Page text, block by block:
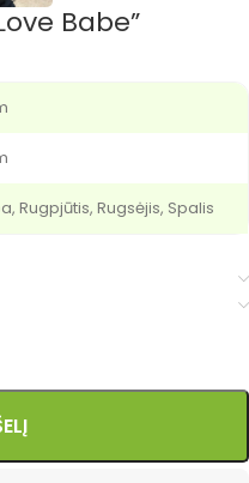
Babe”
Rugpjūtis, Rugsėjis, Spalis